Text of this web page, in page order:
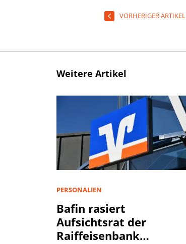
VORHERIGER ARTIKEL
Weitere Artikel
PERSONALIEN
Bafin rasiert
Aufsichtsrat der
Raiffeisenbank